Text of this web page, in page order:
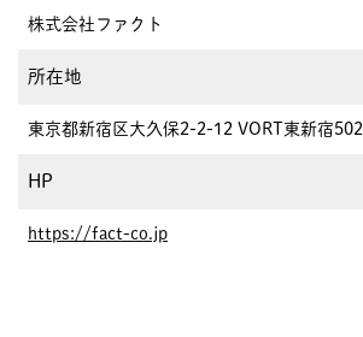
株式会社ファクト
所在地
東京都新宿区大久保2-2-12 VORT東新宿502
HP
https://fact-co.jp